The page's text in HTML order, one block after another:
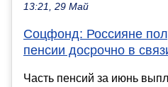
13:21, 29 Май
Соцфонд: Россияне
пенсии досрочно в
Часть пенсий за июнь